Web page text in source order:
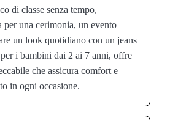
di classe senza tempo,
per una cerimonia, un evento
un look quotidiano con un jeans
i bambini dai 2 ai 7 anni, offre
che assicura comfort e
in ogni occasione.